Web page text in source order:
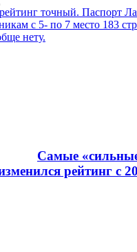
точный. Паспорт
с 5- по 7 место 183
нету.
Самые
рейтинг с